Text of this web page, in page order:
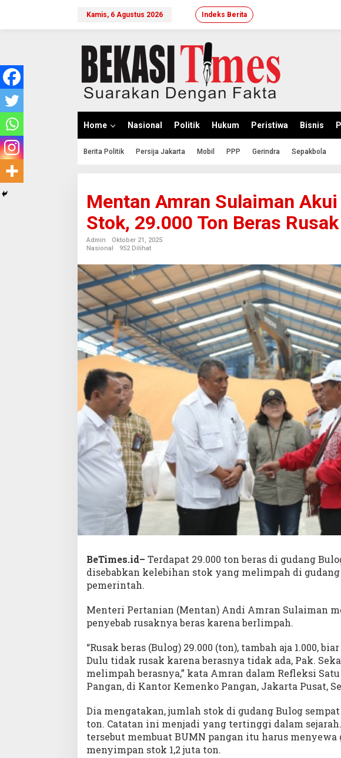
Kamis, 6 Agustus 2026 Indeks Berita
Home Nasional Politik Hukum Peristiwa Bisnis
Berita Politik Persija Jakarta Mobil PPP Gerindra Sepakbola
Mentan Amran Sulaiman
Stok, 29.000 Ton Beras
Admin
Oktober 21, 2025
Nasional
952 Dilihat
BeTimes.id– Terdapat 29.000 ton beras di gudang
disebabkan kelebihan stok yang melimpah di
pemerintah.
Menteri Pertanian (Mentan) Andi Amran Sulaiman
penyebab rusaknya beras karena berlimpah.
“Rusak beras (Bulog) 29.000 (ton), tambah aja 1.000,
Dulu tidak rusak karena berasnya tidak ada, Pak.
melimpah berasnya,” kata Amran dalam Refleksi
Pangan, di Kantor Kemenko Pangan, Jakarta Pusat,
Dia mengatakan, jumlah stok di gudang Bulog
ton. Catatan ini menjadi yang tertinggi dalam
tersebut membuat BUMN pangan itu harus
menyimpan stok 1,2 juta ton.